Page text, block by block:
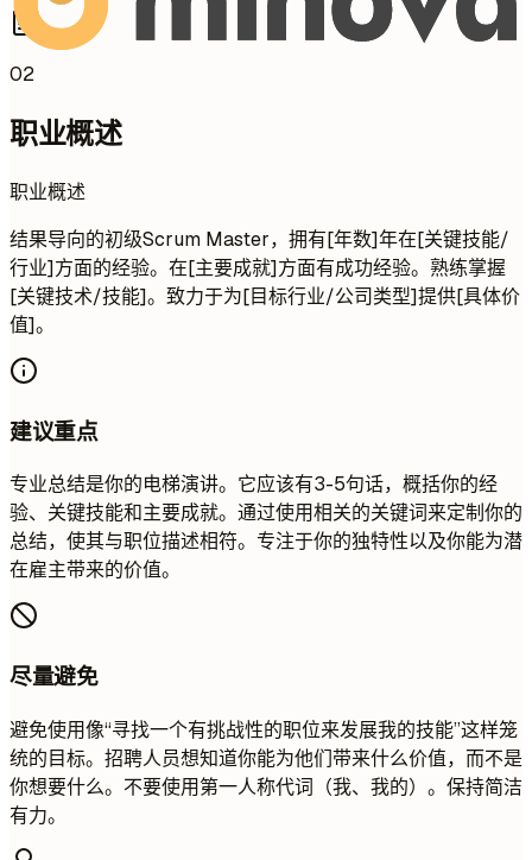
02
职业概述
职业概述
结果导向的初级Scrum Master，拥有[年数]年在[关键技能/
行业]方面的经验。在[主要成就]方面有成功经验。熟练掌握
[关键技术/技能]。致力于为[目标行业/公司类型]提供[具体价
值]。
建议重点
专业总结是你的电梯演讲。它应该有3-5句话，概括你的经
验、关键技能和主要成就。通过使用相关的关键词来定制你的
总结，使其与职位描述相符。专注于你的独特性以及你能为潜
在雇主带来的价值。
尽量避免
避免使用像“寻找一个有挑战性的职位来发展我的技能”这样笼
统的目标。招聘人员想知道你能为他们带来什么价值，而不是
你想要什么。不要使用第一人称代词（我、我的）。保持简洁
有力。